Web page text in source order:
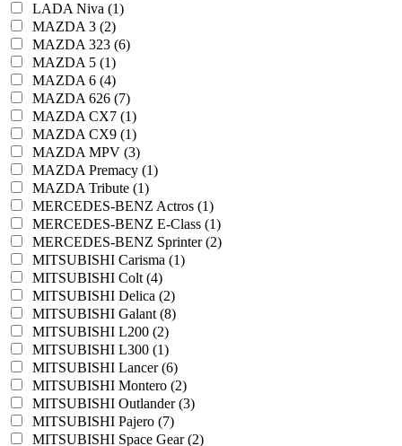
LADA Niva (1)
MAZDA 3 (2)
MAZDA 323 (6)
MAZDA 5 (1)
MAZDA 6 (4)
MAZDA 626 (7)
MAZDA CX7 (1)
MAZDA CX9 (1)
MAZDA MPV (3)
MAZDA Premacy (1)
MAZDA Tribute (1)
MERCEDES-BENZ Actros (1)
MERCEDES-BENZ E-Class (1)
MERCEDES-BENZ Sprinter (2)
MITSUBISHI Carisma (1)
MITSUBISHI Colt (4)
MITSUBISHI Delica (2)
MITSUBISHI Galant (8)
MITSUBISHI L200 (2)
MITSUBISHI L300 (1)
MITSUBISHI Lancer (6)
MITSUBISHI Montero (2)
MITSUBISHI Outlander (3)
MITSUBISHI Pajero (7)
MITSUBISHI Space Gear (2)